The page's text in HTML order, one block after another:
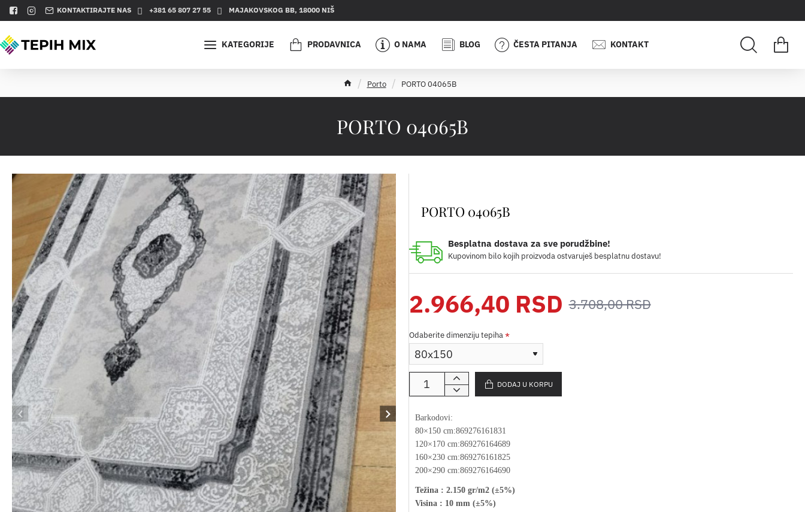
KONTAKTIRAJTE NAS +381 65 807 27 55 MAJAKOVSKOG BB, 18000 NIŠ
KATEGORIJE PRODAVNICA O NAMA BLOG ČESTA PITANJA KONTAKT
PORTO 04065B
h
o
Porto PORTO 04065B
PORTO 04065B
Besplatna dostava za sve porudžbine!
Kupovinom bilo kojih proizvoda ostvaruješ besplatnu dostavu!
2.966,40 RSD 3.708,00 RSD
Odaberite dimenziju tepiha
DODAJ U KORPU
Barkodovi:
80×150 cm:869276161831
120×170 cm:869276164689
160×230 cm:869276161825
200×290 cm:869276164690
Težina : 2.150 gr/m2 (±5%)
Visina : 10 mm (±5%)